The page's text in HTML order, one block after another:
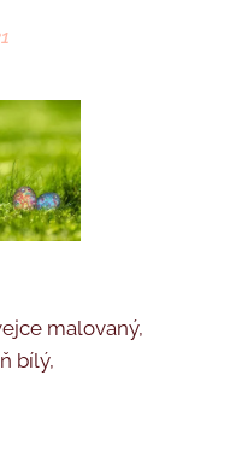
malovaný,
bílý,